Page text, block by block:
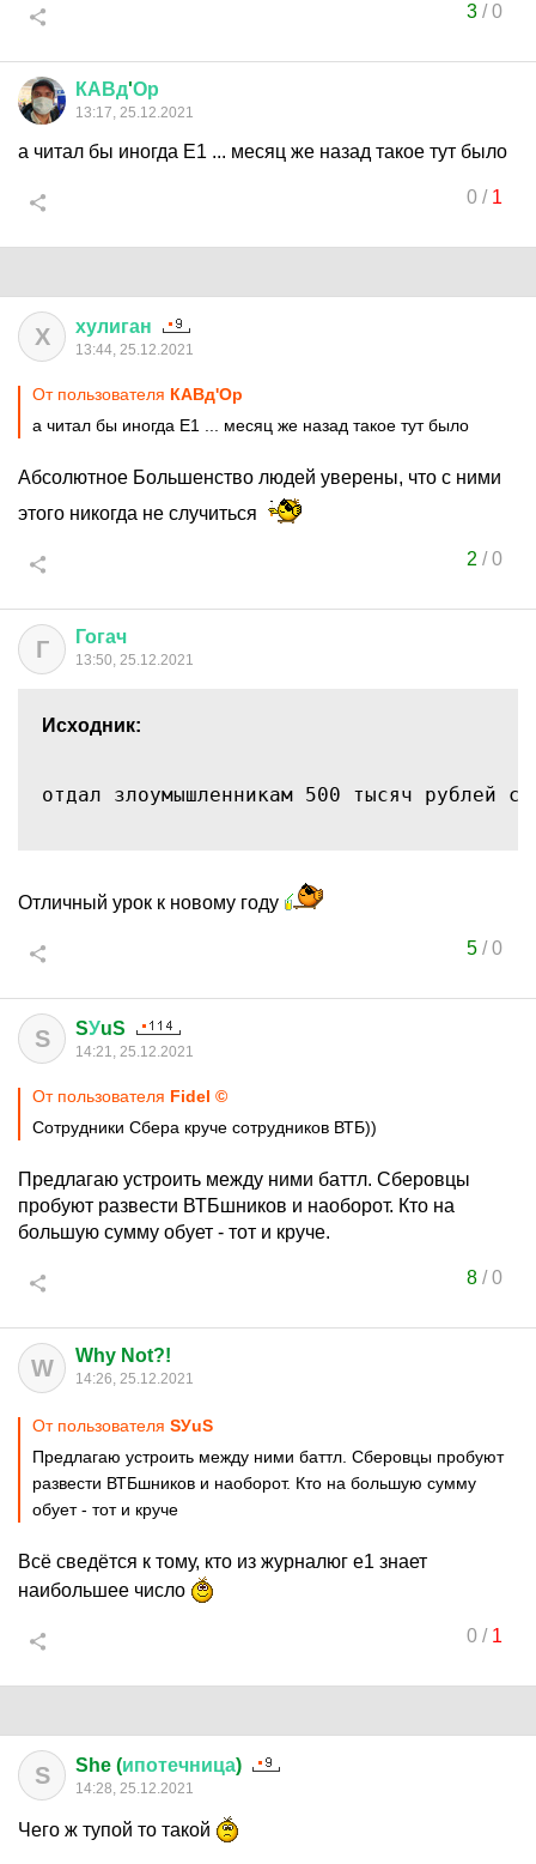
3/0
КАВд'Ор
13:17, 25.12.2021
а читал бы иногда Е1 ... месяц же назад такое тут было
0/ 1
Х хулиган
13:44, 25.12.2021
От пользователя КАВд'Ор
а читал бы иногда Е1 ... месяц же назад такое тут было
Абсолютное Большенство людей уверены, что с ними
этого никогда не случиться
2 /0
Г Гогач
13:50, 25.12.2021
Исходник:
отдал злоумышленникам 500 тысяч рублей
Отличный урок к новому году
5/0
S SУuS
14:21, 25.12.2021
От пользователя Fidel ©
Сотрудники Сбера круче сотрудников ВТБ))
Предлагаю устроить между ними баттл. Сберовцы
пробуют развести ВТБшников и наоборот. Кто на
большую сумму обует - тот и круче.
8/0
W Why Not?!
14:26, 25.12.2021
От пользователя SУuS
Предлагаю устроить между ними баттл. Сберовцы пробуют
развести ВТБшников и наоборот. Кто на большую сумму
обует - тот и круче
Всё сведётся к тому, кто из журналюг е1 знает
наибольшее число
0/ 1
S She (ипотечница)
14:28, 25.12.2021
Чего ж тупой то такой